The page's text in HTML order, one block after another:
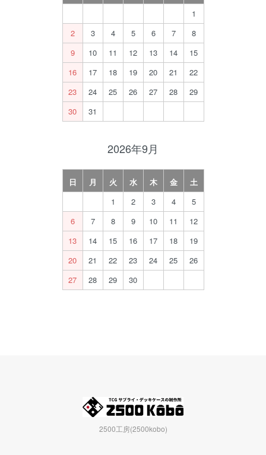
1
2
3 4 5 6 7
8
9
10 11 12 13 14
15
16
17 18 19 20 21
22
23
24 25 26 27 28
29
30
31
2026年9月
日 月 火 水 木 金
土
1
2 3 4
5
6
7 8 9 10 11
12
13
14 15 16 17 18
19
20
21 22 23 24 25
26
27
28 29 30
2500工房(2500kobo)